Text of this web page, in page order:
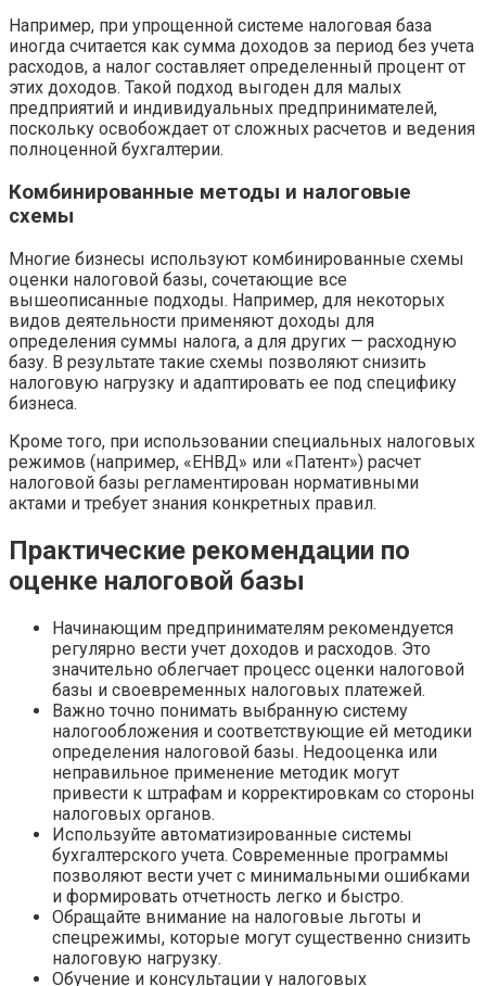
Например, при упрощенной системе налоговая база
иногда считается как сумма доходов за период без учета
расходов, а налог составляет определенный процент от
этих доходов. Такой подход выгоден для малых
предприятий и индивидуальных предпринимателей,
поскольку освобождает от сложных расчетов и ведения
полноценной бухгалтерии.
Комбинированные методы и налоговые
схемы
Многие бизнесы используют комбинированные схемы
оценки налоговой базы, сочетающие все
вышеописанные подходы. Например, для некоторых
видов деятельности применяют доходы для
определения суммы налога, а для других — расходную
базу. В результате такие схемы позволяют снизить
налоговую нагрузку и адаптировать ее под специфику
бизнеса.
Кроме того, при использовании специальных налоговых
режимов (например, «ЕНВД» или «Патент») расчет
налоговой базы регламентирован нормативными
актами и требует знания конкретных правил.
Практические рекомендации по
оценке налоговой базы
Начинающим предпринимателям рекомендуется
регулярно вести учет доходов и расходов. Это
значительно облегчает процесс оценки налоговой
базы и своевременных налоговых платежей.
Важно точно понимать выбранную систему
налогообложения и соответствующие ей методики
определения налоговой базы. Недооценка или
неправильное применение методик могут
привести к штрафам и корректировкам со стороны
налоговых органов.
Используйте автоматизированные системы
бухгалтерского учета. Современные программы
позволяют вести учет с минимальными ошибками
и формировать отчетность легко и быстро.
Обращайте внимание на налоговые льготы и
спецрежимы, которые могут существенно снизить
налоговую нагрузку.
Обучение и консультации у налоговых